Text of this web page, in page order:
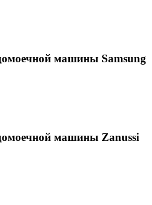
машины Samsung
машины Zanussi